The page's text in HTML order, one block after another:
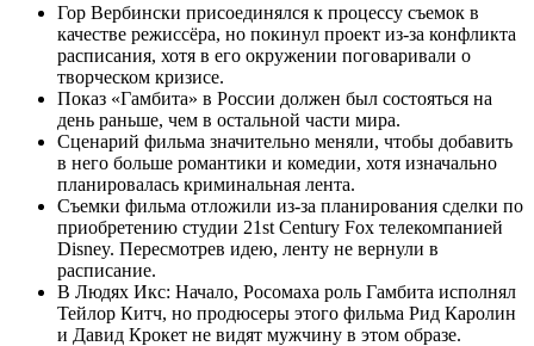
Гор Вербински присоединялся к процессу съемок в
качестве режиссёра, но покинул проект из-за конфликта
расписания, хотя в его окружении поговаривали о
творческом кризисе.
Показ «Гамбита» в России должен был состояться на
день раньше, чем в остальной части мира.
Сценарий фильма значительно меняли, чтобы добавить
в него больше романтики и комедии, хотя изначально
планировалась криминальная лента.
Съемки фильма отложили из-за планирования сделки по
приобретению студии 21st Century Fox телекомпанией
Disney. Пересмотрев идею, ленту не вернули в
расписание.
В Людях Икс: Начало, Росомаха роль Гамбита исполнял
Тейлор Китч, но продюсеры этого фильма Рид Каролин
и Давид Крокет не видят мужчину в этом образе.